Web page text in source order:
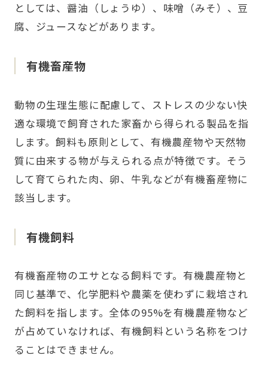
としては、醤油（しょうゆ）、味噌（みそ）、豆
腐、ジュースなどがあります。
有機畜産物
動物の生理生態に配慮して、ストレスの少ない快
適な環境で飼育された家畜から得られる製品を指
します。飼料も原則として、有機農産物や天然物
質に由来する物が与えられる点が特徴です。そう
して育てられた肉、卵、牛乳などが有機畜産物に
該当します。
有機飼料
有機畜産物のエサとなる飼料です。有機農産物と
同じ基準で、化学肥料や農薬を使わずに栽培され
た飼料を指します。全体の95%を有機農産物など
が占めていなければ、有機飼料という名称をつけ
ることはできません。